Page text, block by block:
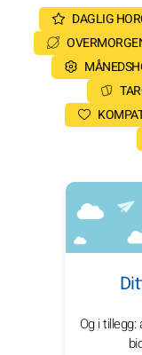
DAGLIG
Og i